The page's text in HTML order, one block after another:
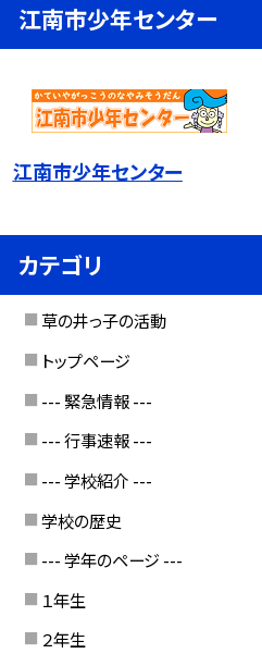
江南市少年センター
江南市少年センター
カテゴリ
草の井っ子の活動
トップページ
--- 緊急情報 ---
--- 行事速報 ---
--- 学校紹介 ---
学校の歴史
--- 学年のページ ---
１年生
２年生